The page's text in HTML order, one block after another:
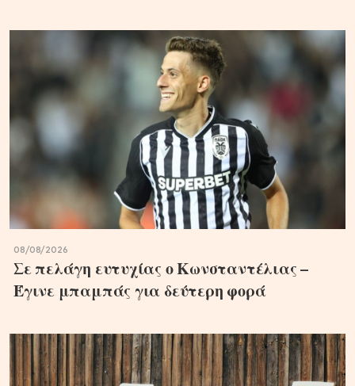
08/08/2026
Σε πελάγη ευτυχίας ο Κωνσταντέλιας –
Έγινε μπαμπάς για δεύτερη φορά